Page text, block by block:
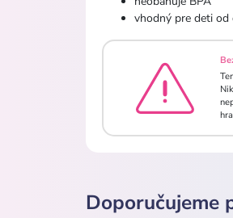
vhodný pre deti od
Doporučujeme